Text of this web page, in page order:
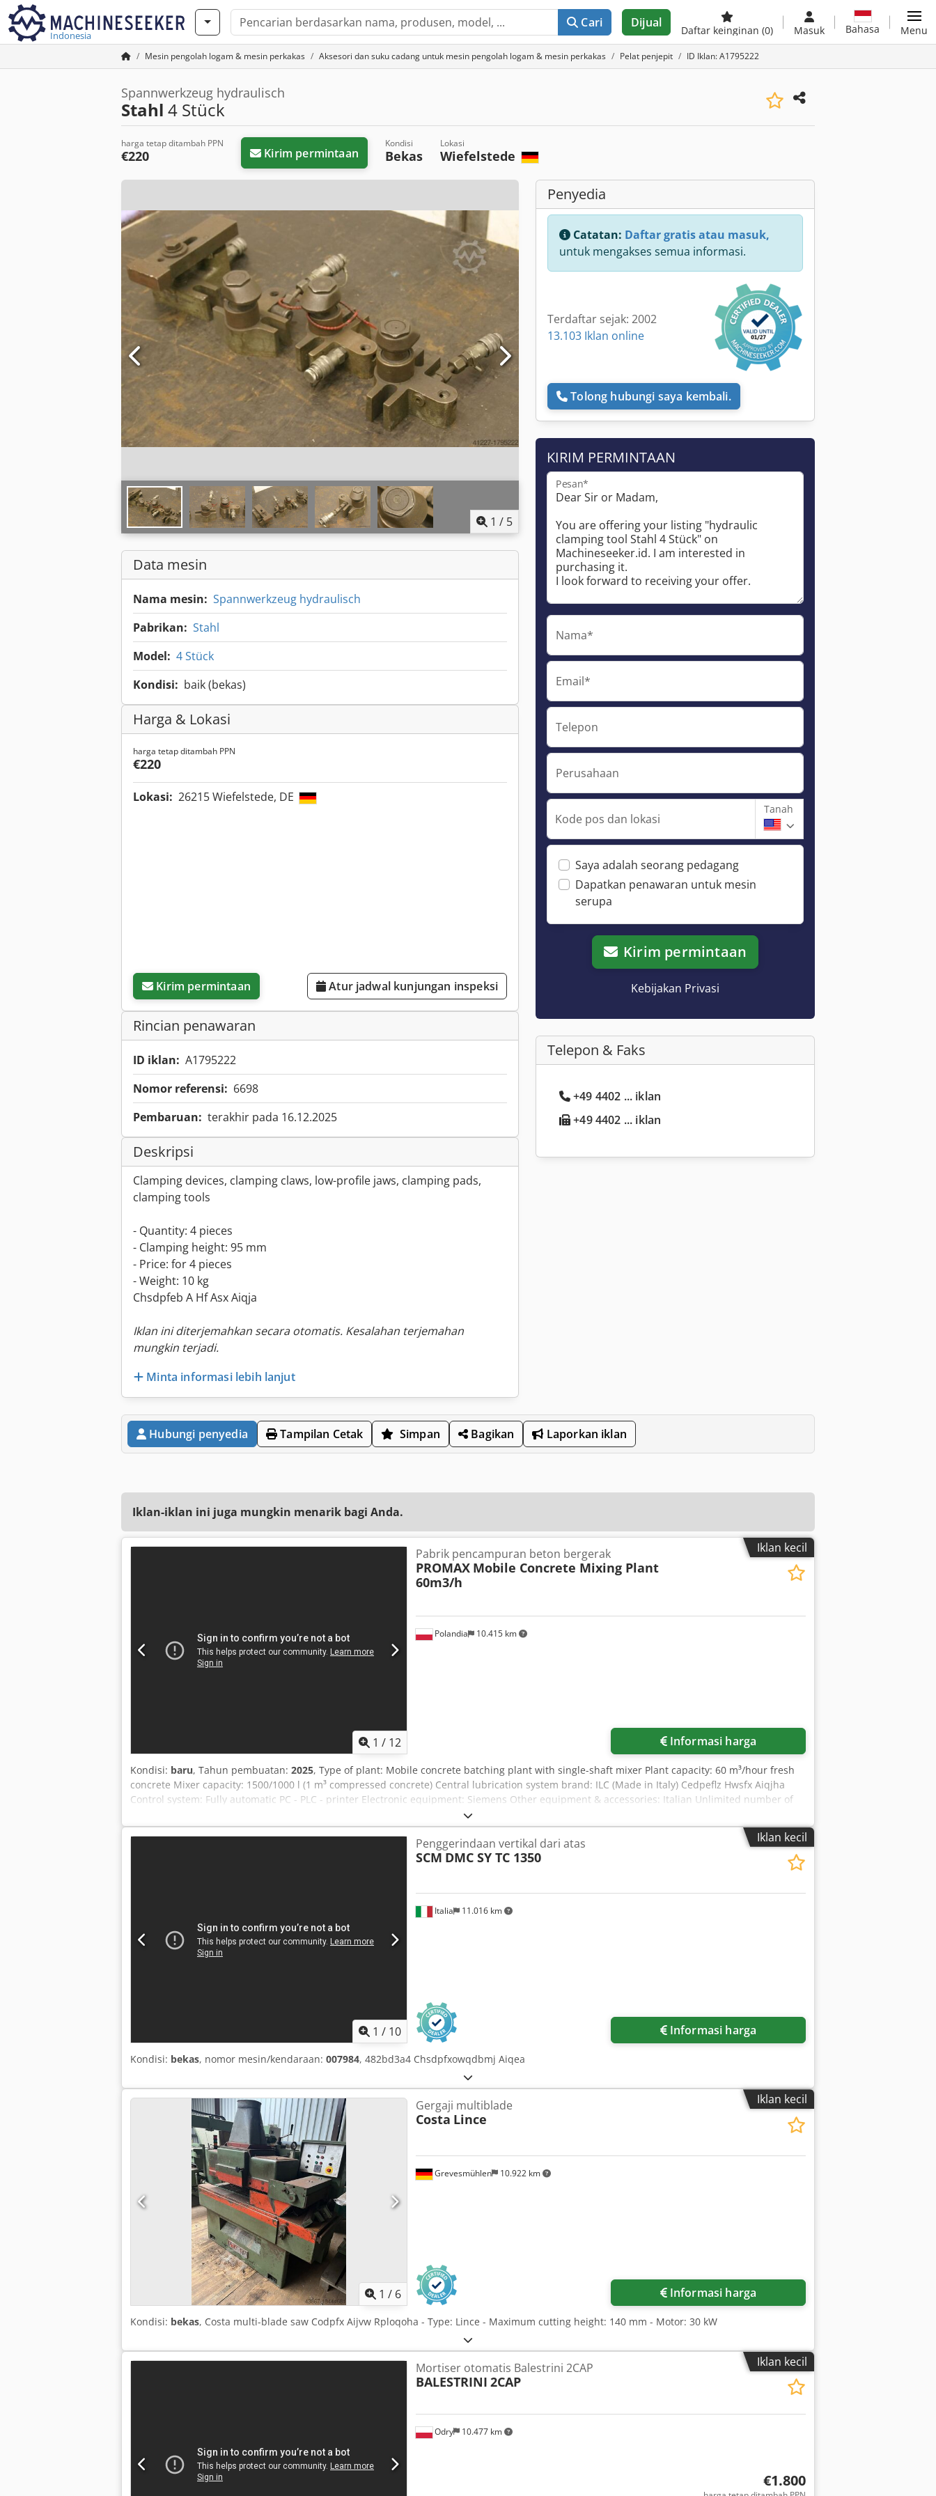
Indonesia
Cari Dijual
Daftar keinginan (0) Masuk Bahasa Menu
Mesin pengolah logam & mesin perkakas Aksesori dan suku cadang untuk mesin pengolah logam & mesin perkakas Pelat penjepit ID Iklan: A1795222
Spannwerkzeug hydraulisch
Stahl 4 Stück
harga tetap ditambah PPN
€220 Kirim permintaan
Kondisi
Bekas
Lokasi
Wiefelstede
1 / 5
Data mesin
Nama mesin: Spannwerkzeug hydraulisch
Pabrikan: Stahl
Model: 4 Stück
Kondisi: baik (bekas)
Harga & Lokasi
harga tetap ditambah PPN
€220
Lokasi: 26215 Wiefelstede, DE
Kirim permintaan Atur jadwal kunjungan inspeksi
Rincian penawaran
ID iklan: A1795222
Nomor referensi: 6698
Pembaruan: terakhir pada 16.12.2025
Deskripsi
Clamping devices, clamping claws, low-profile jaws, clamping pads,
clamping tools
- Quantity: 4 pieces
- Clamping height: 95 mm
- Price: for 4 pieces
- Weight: 10 kg
Chsdpfeb A Hf Asx Aiqja
Iklan ini diterjemahkan secara otomatis. Kesalahan terjemahan
mungkin terjadi.
Minta informasi lebih lanjut
Penyedia
Catatan: Daftar gratis atau masuk,
untuk mengakses semua informasi.
Terdaftar sejak: 2002
13.103 Iklan online
Tolong hubungi saya kembali.
KIRIM PERMINTAAN
Pesan*
Nama*
Email*
Telepon
Perusahaan
Kode pos dan lokasi
Tanah
Saya adalah seorang pedagang
Dapatkan penawaran untuk mesin
serupa
Kirim permintaan
Kebijakan Privasi
Telepon & Faks
+49 4402 ... iklan
+49 4402 ... iklan
Hubungi penyedia Tampilan Cetak Simpan Bagikan Laporkan iklan
Iklan-iklan ini juga mungkin menarik bagi Anda.
Iklan kecil
1 / 12
Polandia 10.415 km
Pabrik pencampuran beton bergerak
PROMAX Mobile Concrete Mixing Plant
60m3/h
Informasi harga
Kondisi: baru, Tahun pembuatan: 2025, Type of plant: Mobile concrete batching plant with single-shaft mixer Plant capacity: 60 m³/hour fresh
concrete Mixer capacity: 1500/1000 l (1 m³ compressed concrete) Central lubrication system brand: ILC (Made in Italy) Cedpeflz Hwsfx Aiqjha
Control system: Fully automatic PC - PLC - printer Electronic equipment: Siemens Other equipment & accessories: Italian Unlimited number of
users & remote access Installation and commissioning of the plant is our responsibility. 24/7 SERVICES. Export of more than 1,000 concrete
batching plants to over 90 countries. *EASY TRANSPORT *MINIMAL INVESTMENT COSTS FOR ON-SITE GROUNDWORK *RAPID INSTALLATION
Iklan kecil
1 / 10
Italia 11.016 km
Penggerindaan vertikal dari atas
SCM DMC SY TC 1350
Informasi harga
Kondisi: bekas, nomor mesin/kendaraan: 007984, 482bd3a4 Chsdpfxowqdbmj Aiqea
Iklan kecil
1 / 6
Grevesmühlen 10.922 km
Gergaji multiblade
Costa Lince
Informasi harga
Kondisi: bekas, Costa multi-blade saw Codpfx Aijvw Rploqoha - Type: Lince - Maximum cutting height: 140 mm - Motor: 30 kW
Iklan kecil
Odry 10.477 km
Mortiser otomatis Balestrini 2CAP
BALESTRINI 2CAP
€1.800